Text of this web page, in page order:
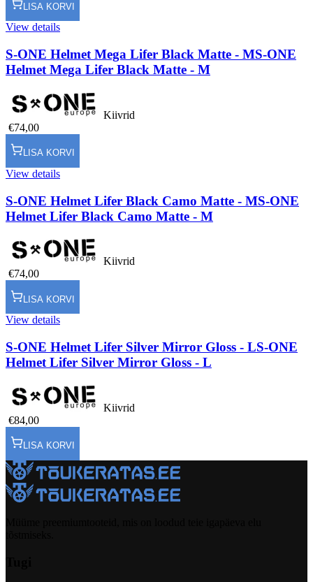
LISA KORVI
View details
S-ONE Helmet Mega Lifer Black Matte - MS-ONE
Helmet Mega Lifer Black Matte - M
Kiivrid
€74,00
LISA KORVI
View details
S-ONE Helmet Lifer Black Camo Matte - MS-ONE
Helmet Lifer Black Camo Matte - M
Kiivrid
€74,00
LISA KORVI
View details
S-ONE Helmet Lifer Silver Mirror Gloss - LS-ONE
Helmet Lifer Silver Mirror Gloss - L
Kiivrid
€84,00
LISA KORVI